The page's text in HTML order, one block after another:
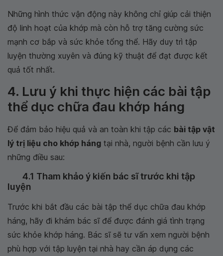
Những hình thức vận động này không chỉ giúp cải thiện
độ linh hoạt của khớp mà còn hỗ trợ tăng cường sức
mạnh cơ bắp và sức khỏe tổng thể. Hãy duy trì tập
luyện thường xuyên và đúng kỹ thuật để đạt được kết
quả tốt nhất.
4. Lưu ý khi thực hiện các bài tập
thể dục chữa đau khớp háng
Để đảm bảo hiệu quả và an toàn khi tập các bài tập vật
lý trị liệu cho khớp háng tại nhà, người bệnh cần lưu ý
những điều sau:
4.1 Tham khảo ý kiến bác sĩ trước khi tập
luyện
Trước khi bắt đầu các bài tập thể dục chữa đau khớp
háng, hãy đi khám bác sĩ để được đánh giá tình trạng
sức khỏe khớp háng. Bác sĩ sẽ tư vấn xem người bệnh
phù hợp với tập luyện tại nhà hay cần áp dụng các